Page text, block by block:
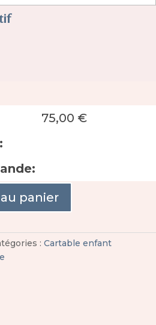
75,00 €
panier
: Cartable enfant